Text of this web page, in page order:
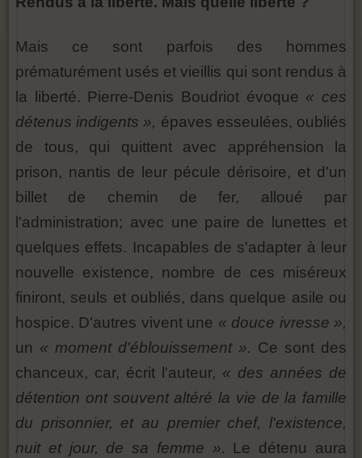
Mais ce sont parfois des hommes
prématurément usés et vieillis qui sont rendus à
la liberté. Pierre-Denis Boudriot évoque « ces
détenus indigents », épaves esseulées, oubliés
de tous, qui quittent avec appréhension la
prison, nantis de leur pécule dérisoire, et d'un
billet de chemin de fer, alloué par
l'administration; avec une paire de lunettes et
quelques effets. Incapables de s'adapter à leur
nouvelle existence, nombre de ces miséreux
finiront, seuls et oubliés, dans quelque asile ou
hospice. D'autres vivent une « douce ivresse »,
un « moment d'éblouissement ». Ce sont des
chanceux, car, écrit l'auteur, « des années de
détention ont souvent altéré la vie de la famille
du prisonnier, et au premier chef, l'existence,
nuit et jour, de sa femme ». Le détenu aura